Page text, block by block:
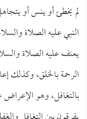
لم يخطئ أو ينس أو
النبي عليه الصلاة
يعنف عليه الصلاة
الرحمة بالخلق، وكذلك
بالتغافل، وهو